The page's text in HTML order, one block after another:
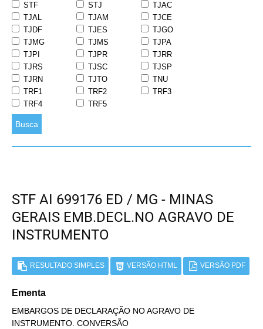
STF STJ
TJAC
TJAL
TJAM
TJCE
TJDF
TJES
TJGO
TJMG
TJMS
TJPA
TJPI
TJPR
TJRR
TJRS
TJSC
TJSP
TJRN
TJTO
TNU
TRF1
TRF2
TRF3
TRF4
TRF5
Busca
STF AI 699176 ED / MG - MINAS
GERAIS EMB.DECL.NO AGRAVO DE
INSTRUMENTO
RESULTADO SIMPLES VERSÃO HTML VERSÃO PDF
Ementa
EMBARGOS DE DECLARAÇÃO NO AGRAVO DE
INSTRUMENTO. CONVERSÃO